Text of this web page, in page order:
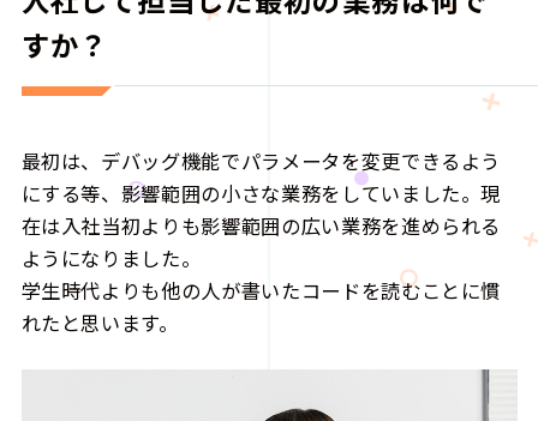
すか？
最初は、デバッグ機能でパラメータを変更できるよう
にする等、影響範囲の小さな業務をしていました。現
在は入社当初よりも影響範囲の広い業務を進められる
ようになりました。
学生時代よりも他の人が書いたコードを読むことに慣
れたと思います。